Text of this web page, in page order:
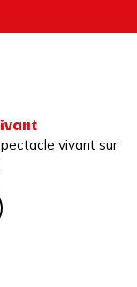
vivant sur